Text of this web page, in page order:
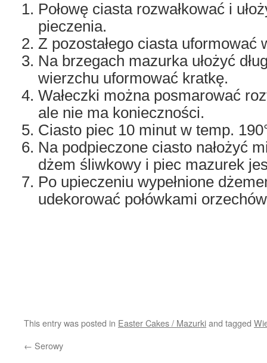
Połowę ciasta rozwałkować i
pieczenia.
Z pozostałego ciasta uformować
Na brzegach mazurka ułożyć
wierzchu uformować kratkę.
Wałeczki można posmarować
ale nie ma konieczności.
Ciasto piec 10 minut w temp.
Na podpieczone ciasto nałożyć
dżem śliwkowy i piec mazurek
Po upieczeniu wypełnione
udekorować połówkami
This entry was posted in Easter Cakes / Mazurkiand tagged
← Serowy